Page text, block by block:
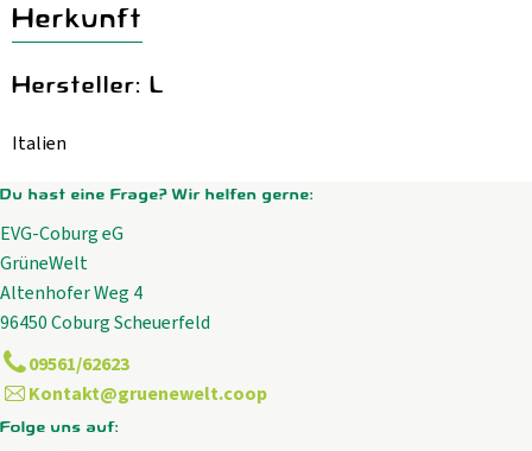
Herkunft
Hersteller: L
Italien
Du hast eine Frage? Wir helfen gerne:
EVG-Coburg eG
GrüneWelt
Altenhofer Weg 4
96450 Coburg Scheuerfeld
09561/62623
Kontakt@gruenewelt.coop
Folge uns auf: